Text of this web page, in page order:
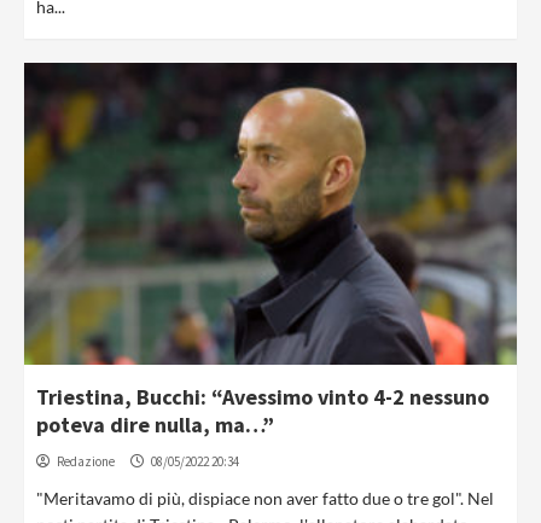
ha...
Triestina, Bucchi: “Avessimo vinto 4-2 nessuno
poteva dire nulla, ma…”
Redazione 08/05/2022 20:34
"Meritavamo di più, dispiace non aver fatto due o tre gol". Nel